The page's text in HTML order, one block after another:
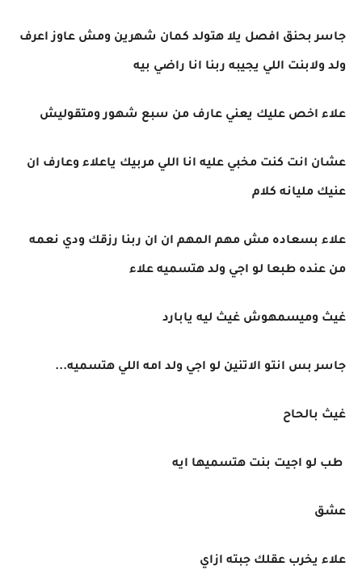
جاسر بحنق افصل يلا هتولد كمان شهرين ومش عاوز اعرف
ولد ولابنت اللي يجيبه ربنا انا راضي بيه
علاء اخص عليك يعني عارف من سبع شهور ومتقوليش
عشان انت كنت مخبي عليه انا اللي مربيك ياعلاء وعارف ان
عنيك مليانه كلام
علاء بسعاده مش مهم المهم ان ان ربنا رزقك ودي نعمه
من عنده طبعا لو اجي ولد هتسميه علاء
غيث وميسمهوش غيث ليه يابارد
جاسر بس انتو الاتنين لو اجي ولد امه اللي هتسميه...
غيث بالحاح
طب لو اجيت بنت هتسميها ايه
عشق
علاء يخرب عقلك جبته ازاي